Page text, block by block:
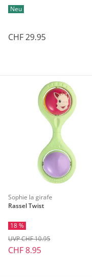
Neu
CHF 29.95
Sophie la girafe
Rassel Twist
18 %
CHF 8.95
UVP CHF 10.95